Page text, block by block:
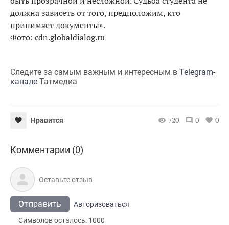
должна зависеть от того, предположим, кто
принимает документы».
Фото: cdn.globaldialog.ru
Следите за самым важным и интересным в Telegram-
канале Татмедиа
Нравится 720 0 0
Комментарии (0)
Отправить
Авторизоваться
Символов осталось: 1000